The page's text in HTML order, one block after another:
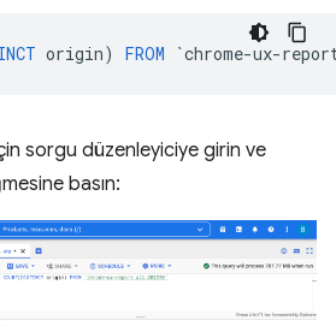
origin) FROM `chrome-ux-
sorgu düzenleyiciye girin ve
basın: